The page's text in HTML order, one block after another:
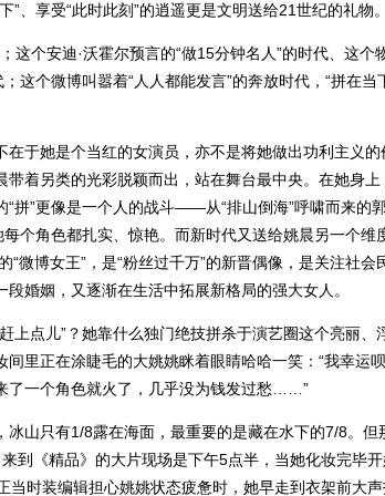
、享受“此时此刻”的逍遥更是文明送给21世纪的礼物。
个安迪·沃霍尔预言的“做15分钟名人”的时代、这个
这个微博叫嚣着“人人都能发言”的奔放时代，“拼在当
她是个当红的女演员，亦不是将她做出功利主义的
着另类的光彩脱颖而出，站在舞台最中央。在她身上
“拼”更像是一个人的战斗——从“排山倒海”呼啸而来的
个角色都扎实、惊艳。而新时代又送给姚晨另一个维
博女王”，是“粉丝过千万”的新晋偶像，是关注社会
婚姻，又逐渐在生活中拓展新格局的强大女人。
点儿”？她靠什么独门绝技拼杀于演艺圈这个亮丽、
里正在涂睫毛的大姚姚眯着眼睛哈哈一笑：“我幸运
了一个角色就火了，几乎没为钱发过愁……”
只有1/8露在海面，最重要的是藏在水下的7/8。但
到《精品》的大片现场是下午5点半，当她化妆完毕
当时装编辑担心姚姚状态疲惫时，她早走到衣架前大